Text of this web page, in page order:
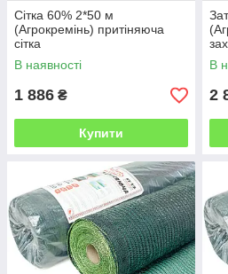
Сітка 60% 2*50 м
(Агрокремінь) притіняюча
сітка
В наявності
1 886 ₴
Купити
В
2